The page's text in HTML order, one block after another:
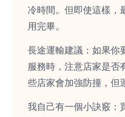
冷時間。但即使這樣，
用完畢。
長途運輸建議：如果你
服務時，注意店家是否
些店家會加強防撞，但
我自己有一個小訣竅：